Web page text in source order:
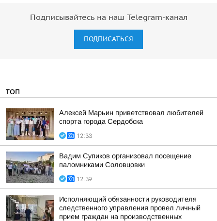
Подписывайтесь на наш Telegram-канал
ПОДПИСАТЬСЯ
ТОП
Алексей Марьин приветствовал любителей
спорта города Сердобска
12:33
Вадим Супиков организовал посещение
паломниками Соловцовки
12:39
Исполняющий обязанности руководителя
следственного управления провел личный
прием граждан на производственных